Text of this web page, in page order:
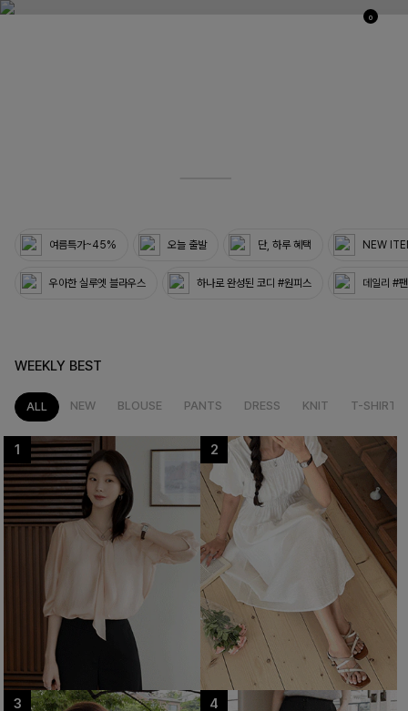
0
여름특가~45% 오늘 출발 단, 하루 혜택 NEW
우아한 실루엣 블라우스 하나로 완성된 코디 #원피스 데일리 #
WEEKLY BEST
ALL NEW BLOUSE PANTS DRESS KNIT T-SHIRT